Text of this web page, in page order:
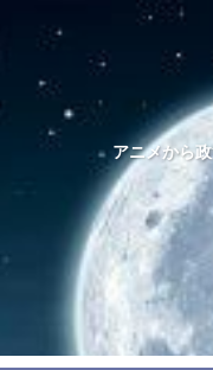
アニメから